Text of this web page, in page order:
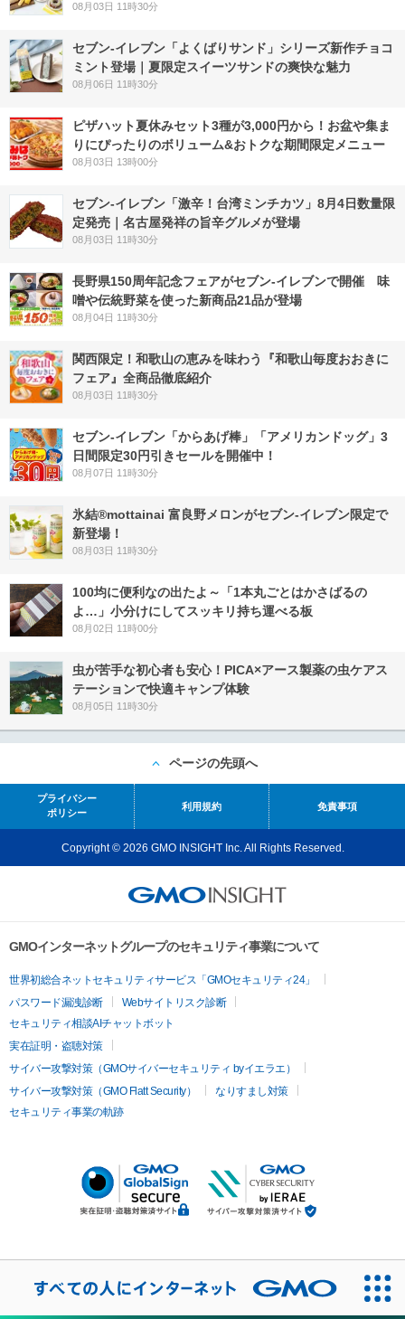
08月03日 11時30分
セブン‐イレブン「よくばりサンド」シリーズ新作チョコ
ミント登場｜夏限定スイーツサンドの爽快な魅力
08月06日 11時30分
ピザハット夏休みセット3種が3,000円から！お盆や集ま
りにぴったりのボリューム&おトクな期間限定メニュー
08月03日 13時00分
セブン-イレブン「激辛！台湾ミンチカツ」8月4日数量限
定発売｜名古屋発祥の旨辛グルメが登場
08月03日 11時30分
長野県150周年記念フェアがセブン-イレブンで開催 味
噌や伝統野菜を使った新商品21品が登場
08月04日 11時30分
関西限定！和歌山の恵みを味わう『和歌山毎度おおきに
フェア』全商品徹底紹介
08月03日 11時30分
セブン‐イレブン「からあげ棒」「アメリカンドッグ」3
日間限定30円引きセールを開催中！
08月07日 11時30分
氷結®mottainai 富良野メロンがセブン‐イレブン限定で
新登場！
08月03日 11時30分
100均に便利なの出たよ～「1本丸ごとはかさばるの
よ…」小分けにしてスッキリ持ち運べる板
08月02日 11時00分
虫が苦手な初心者も安心！PICA×アース製薬の虫ケアス
テーションで快適キャンプ体験
08月05日 11時30分
ページの先頭へ
プライバシー
ポリシー
利用規約 免責事項
Copyright © 2026 GMO INSIGHT Inc. All Rights Reserved.
GMOインターネットグループのセキュリティ事業について
世界初総合ネットセキュリティサービス「GMOセキュリティ24」
パスワード漏洩診断
Webサイトリスク診断
セキュリティ相談AIチャットボット
実在証明・盗聴対策
サイバー攻撃対策（GMOサイバーセキュリティ byイエラエ）
サイバー攻撃対策（GMO Flatt Security）
なりすまし対策
セキュリティ事業の軌跡